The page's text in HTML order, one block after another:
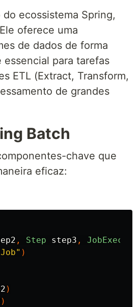
ecossistema Spring,
oferece uma
de dados de forma
para tarefas
ETL (Extract, Transform,
de grandes
Batch
chave que
eficaz:
, Step step3 ,
)
)
)